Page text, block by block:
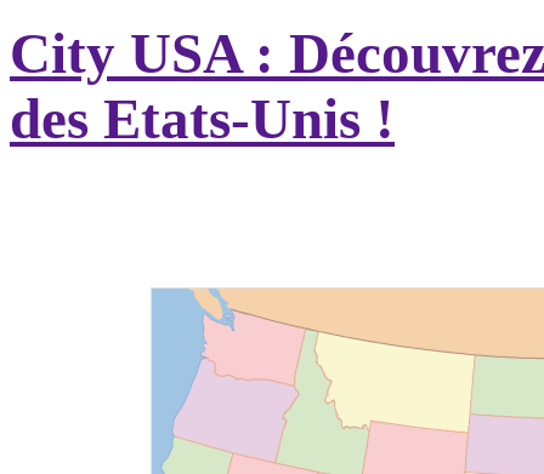
City USA :
des Etats-Unis !